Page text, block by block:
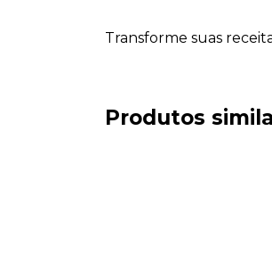
Transforme suas
Produtos